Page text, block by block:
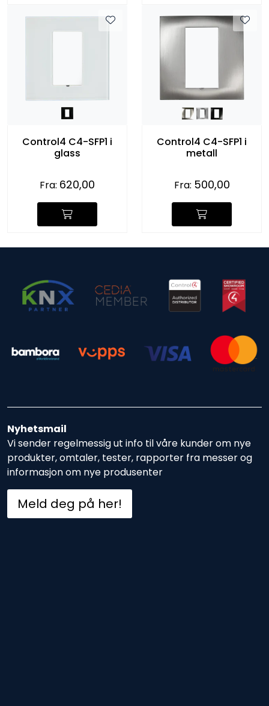
Control4 C4-SFP1 i
glass
Fra: 620,00
Control4 C4-SFP1 i
metall
Fra: 500,00
Nyhetsmail
Vi sender regelmessig ut info til våre kunder om nye
produkter, omtaler, tester, rapporter fra messer og
informasjon om nye produsenter
Meld deg på her!